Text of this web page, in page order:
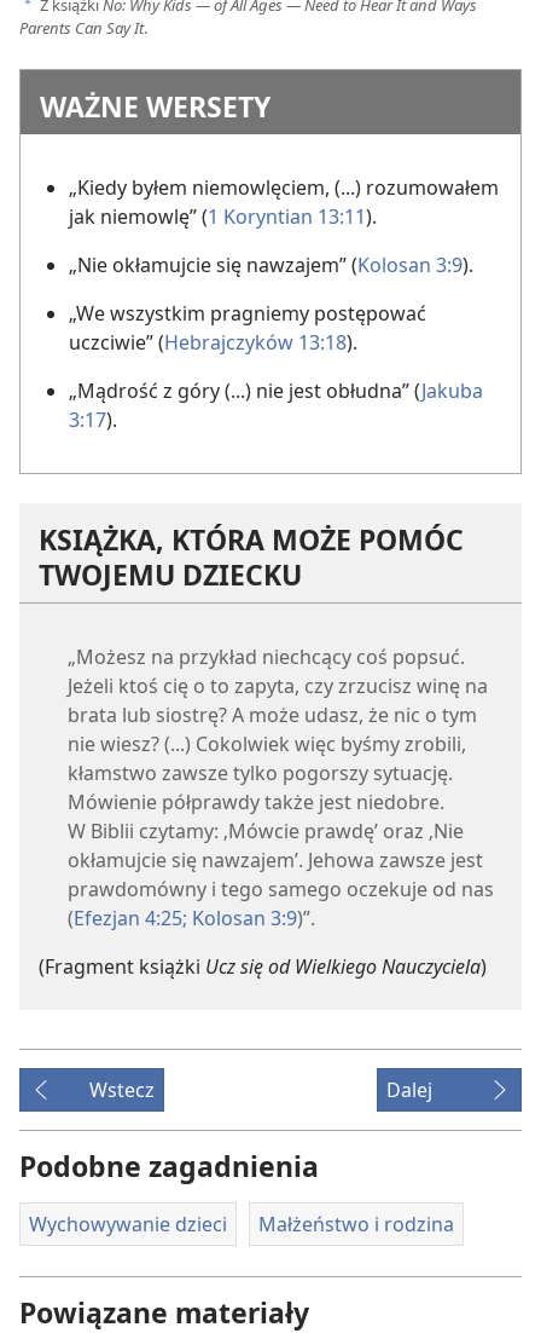
a Z książkiNo: Why Kids — of All Ages — Need to Hear It and Ways
Parents Can Say It.
WAŻNE WERSETY
„Kiedy byłem niemowlęciem, (...) rozumowałem
jak niemowlę” (1 Koryntian 13:11).
„Nie okłamujcie się nawzajem” (Kolosan 3:9).
„We wszystkim pragniemy postępować
uczciwie” (Hebrajczyków 13:18).
„Mądrość z góry (...) nie jest obłudna” (Jakuba
3:17).
KSIĄŻKA, KTÓRA MOŻE POMÓC
TWOJEMU DZIECKU
„Możesz na przykład niechcący coś popsuć.
Jeżeli ktoś cię o to zapyta, czy zrzucisz winę na
brata lub siostrę? A może udasz, że nic o tym
nie wiesz? (...) Cokolwiek więc byśmy zrobili,
kłamstwo zawsze tylko pogorszy sytuację.
Mówienie półprawdy także jest niedobre.
W Biblii czytamy: ‚Mówcie prawdę’ oraz ‚Nie
okłamujcie się nawzajem’. Jehowa zawsze jest
prawdomówny i tego samego oczekuje od nas
(Efezjan 4:25; Kolosan 3:9)”.
(Fragment książki Ucz się od Wielkiego Nauczyciela)
Wstecz Dalej
Podobne zagadnienia
Wychowywanie dzieci Małżeństwo i rodzina
Powiązane materiały